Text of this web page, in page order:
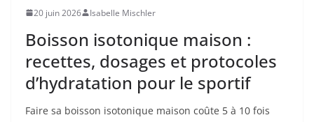
20 juin 2026 Isabelle Mischler
Boisson isotonique maison :
recettes, dosages et protocoles
d’hydratation pour le sportif
Faire sa boisson isotonique maison coûte 5 à 10 fois